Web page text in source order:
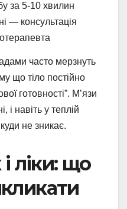
за 5-10 хвилин
— консультація
часто мерзнуть
що тіло постійно
готовності”. М’язи
і навіть у теплій
не зникає.
ліки: що